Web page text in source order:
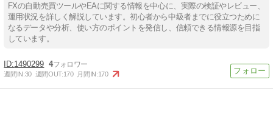
FXの自動売買ツールやEAに関する情報を中心に、実際の検証やレビュー、
運用状況を詳しく解説しています。初心者から中級者までに役立つために
なるデータや分析、使い方のポイントを発信し、信頼できる情報源を目指
しています。
1490299 4
週間IN:30 週間OUT:170 月間IN:170